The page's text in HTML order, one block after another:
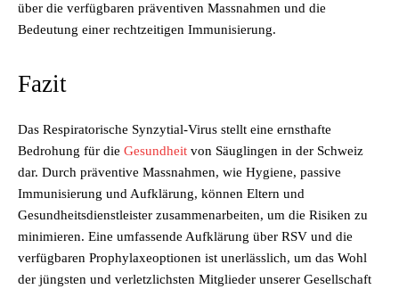
über die verfügbaren präventiven Massnahmen und die
Bedeutung einer rechtzeitigen Immunisierung.
Fazit
Das Respiratorische Synzytial-Virus stellt eine ernsthafte
Bedrohung für die Gesundheit von Säuglingen in der Schweiz
dar. Durch präventive Massnahmen, wie Hygiene, passive
Immunisierung und Aufklärung, können Eltern und
Gesundheitsdienstleister zusammenarbeiten, um die Risiken zu
minimieren. Eine umfassende Aufklärung über RSV und die
verfügbaren Prophylaxeoptionen ist unerlässlich, um das Wohl
der jüngsten und verletzlichsten Mitglieder unserer Gesellschaft